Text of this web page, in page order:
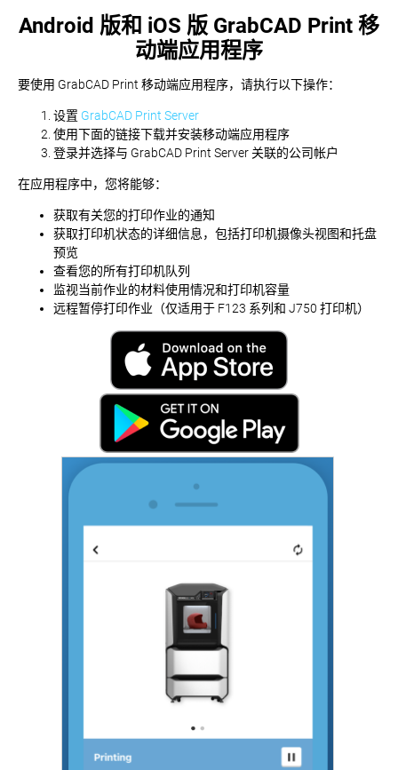
Android 版和 iOS 版 GrabCAD Print 移
动端应用程序
要使用 GrabCAD Print 移动端应用程序，请执行以下操作：
设置 GrabCAD Print Server
使用下面的链接下载并安装移动端应用程序
登录并选择与 GrabCAD Print Server 关联的公司帐户
在应用程序中，您将能够：
获取有关您的打印作业的通知
获取打印机状态的详细信息，包括打印机摄像头视图和托盘
预览
查看您的所有打印机队列
监视当前作业的材料使用情况和打印机容量
远程暂停打印作业（仅适用于 F123 系列和 J750 打印机）